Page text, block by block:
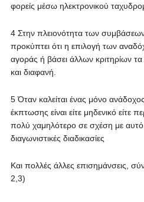
φορείς μέσω ηλεκτρονικού
4 Στην πλειονότητα των
προκύπτει ότι η επιλογή των
αγοράς ή βάσει άλλων κριτηρίων
και διαφανή.
5 Όταν καλείται ένας μόνο
έκπτωσης είναι είτε μηδενικό είτε
πολύ χαμηλότερο σε σχέση με αυτό
διαγωνιστικές διαδικασίες
Και πολλές άλλες επισημάνσεις,
2,3)